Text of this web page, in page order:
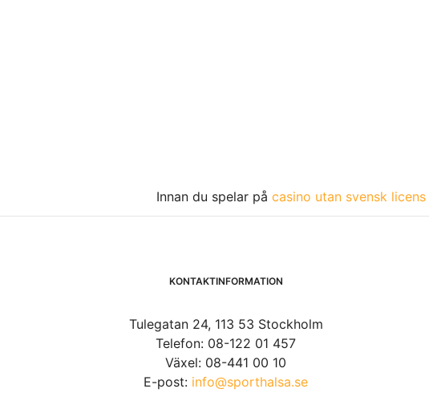
Innan du spelar på casino utan svensk licens
KONTAKTINFORMATION
Tulegatan 24, 113 53 Stockholm
Telefon: 08-122 01 457
Växel: 08-441 00 10
E-post: info@sporthalsa.se